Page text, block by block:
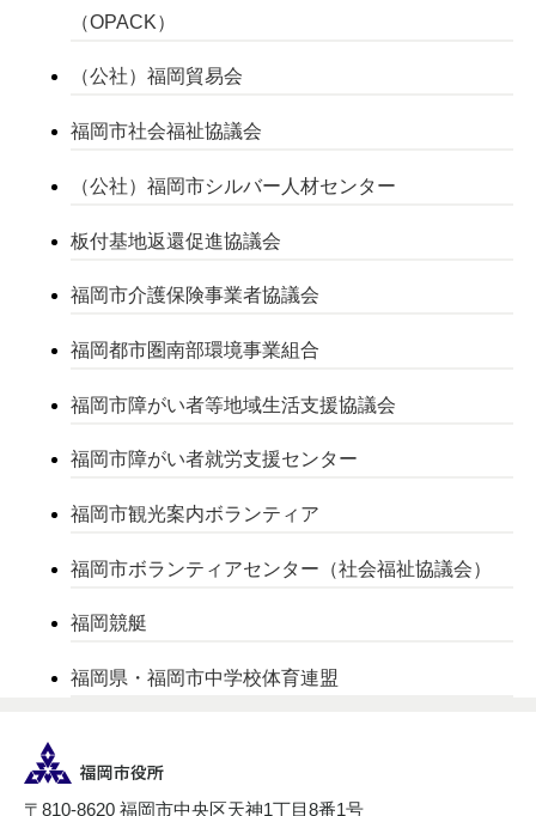
（OPACK）
（公社）福岡貿易会
福岡市社会福祉協議会
（公社）福岡市シルバー人材センター
板付基地返還促進協議会
福岡市介護保険事業者協議会
福岡都市圏南部環境事業組合
福岡市障がい者等地域生活支援協議会
福岡市障がい者就労支援センター
福岡市観光案内ボランティア
福岡市ボランティアセンター（社会福祉協議会）
福岡競艇
福岡県・福岡市中学校体育連盟
〒810-8620 福岡市中央区天神1丁目8番1号